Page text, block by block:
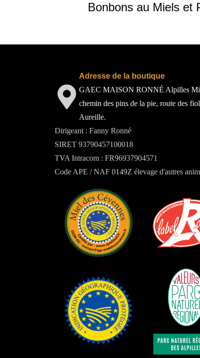
Bonbons au Miels et
Adresse de la boutique
GAEC MAISON RONNÉ Alpilles
chemin des pins de la pie, route des
Aureille.
Dirigeant : Fanny Ronné
SIRET 93790457100018
TVA Intracom : FR96937904571
Code APE / NAF 0149Z élevage d'autres